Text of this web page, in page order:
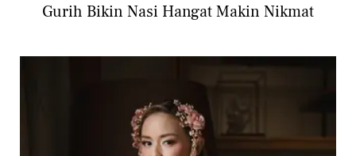
Gurih Bikin Nasi Hangat Makin Nikmat